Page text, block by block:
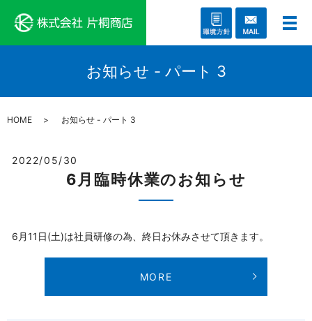
お知らせ - パート 3
HOME お知らせ - パート 3
2022/05/30
6月臨時休業のお知らせ
6月11日(土)は社員研修の為、終日お休みさせて頂きます。
MORE